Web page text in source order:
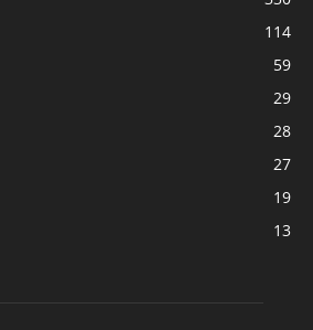
114
59
29
28
27
19
13